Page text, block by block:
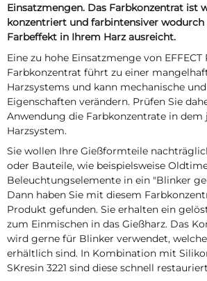
Einsatzmengen. Das Farbkonzentrat ist
konzentriert und farbintensiver
Farbeffekt in Ihrem Harz ausreicht.
Eine zu hohe Einsatzmenge von
Farbkonzentrat führt zu einer
Harzsystems und kann mechanische
Eigenschaften verändern. Prüfen Sie
Anwendung die Farbkonzentrate in dem
Harzsystem.
Sie wollen Ihre Gießformteile
oder Bauteile, wie beispielsweise
Beleuchtungselemente in ein "Blinker
Dann haben Sie mit diesem
Produkt gefunden. Sie erhalten ein
zum Einmischen in das Gießharz. Das
wird gerne für Blinker verwendet,
erhältlich sind. In Kombination mit
SKresin 3221 sind diese schnell